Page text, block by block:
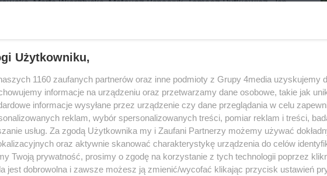
Marta Wierzbicka,Mateusz Banasiuk, Tomasz Dutkiewicz, Jan
Użytkowniku,
1160 zaufanych partnerów oraz inne podmioty z Grupy 4media uzyskujemy
informacje na urządzeniu oraz przetwarzamy dane osobowe, takie jak
informacje wysyłane przez urządzenie czy dane przeglądania w celu
reklam, wybór spersonalizowanych treści, pomiar reklam i treści,
usług. Za zgodą Użytkownika my i Zaufani Partnerzy możemy używać
oraz aktywnie skanować charakterystykę urządzenia do celów
Twoją prywatność, prosimy o zgodę na korzystanie z tych technologii poprzez
jest dobrowolna i zawsze możesz ją zmienić/wycofać klikając przycisk ustawień